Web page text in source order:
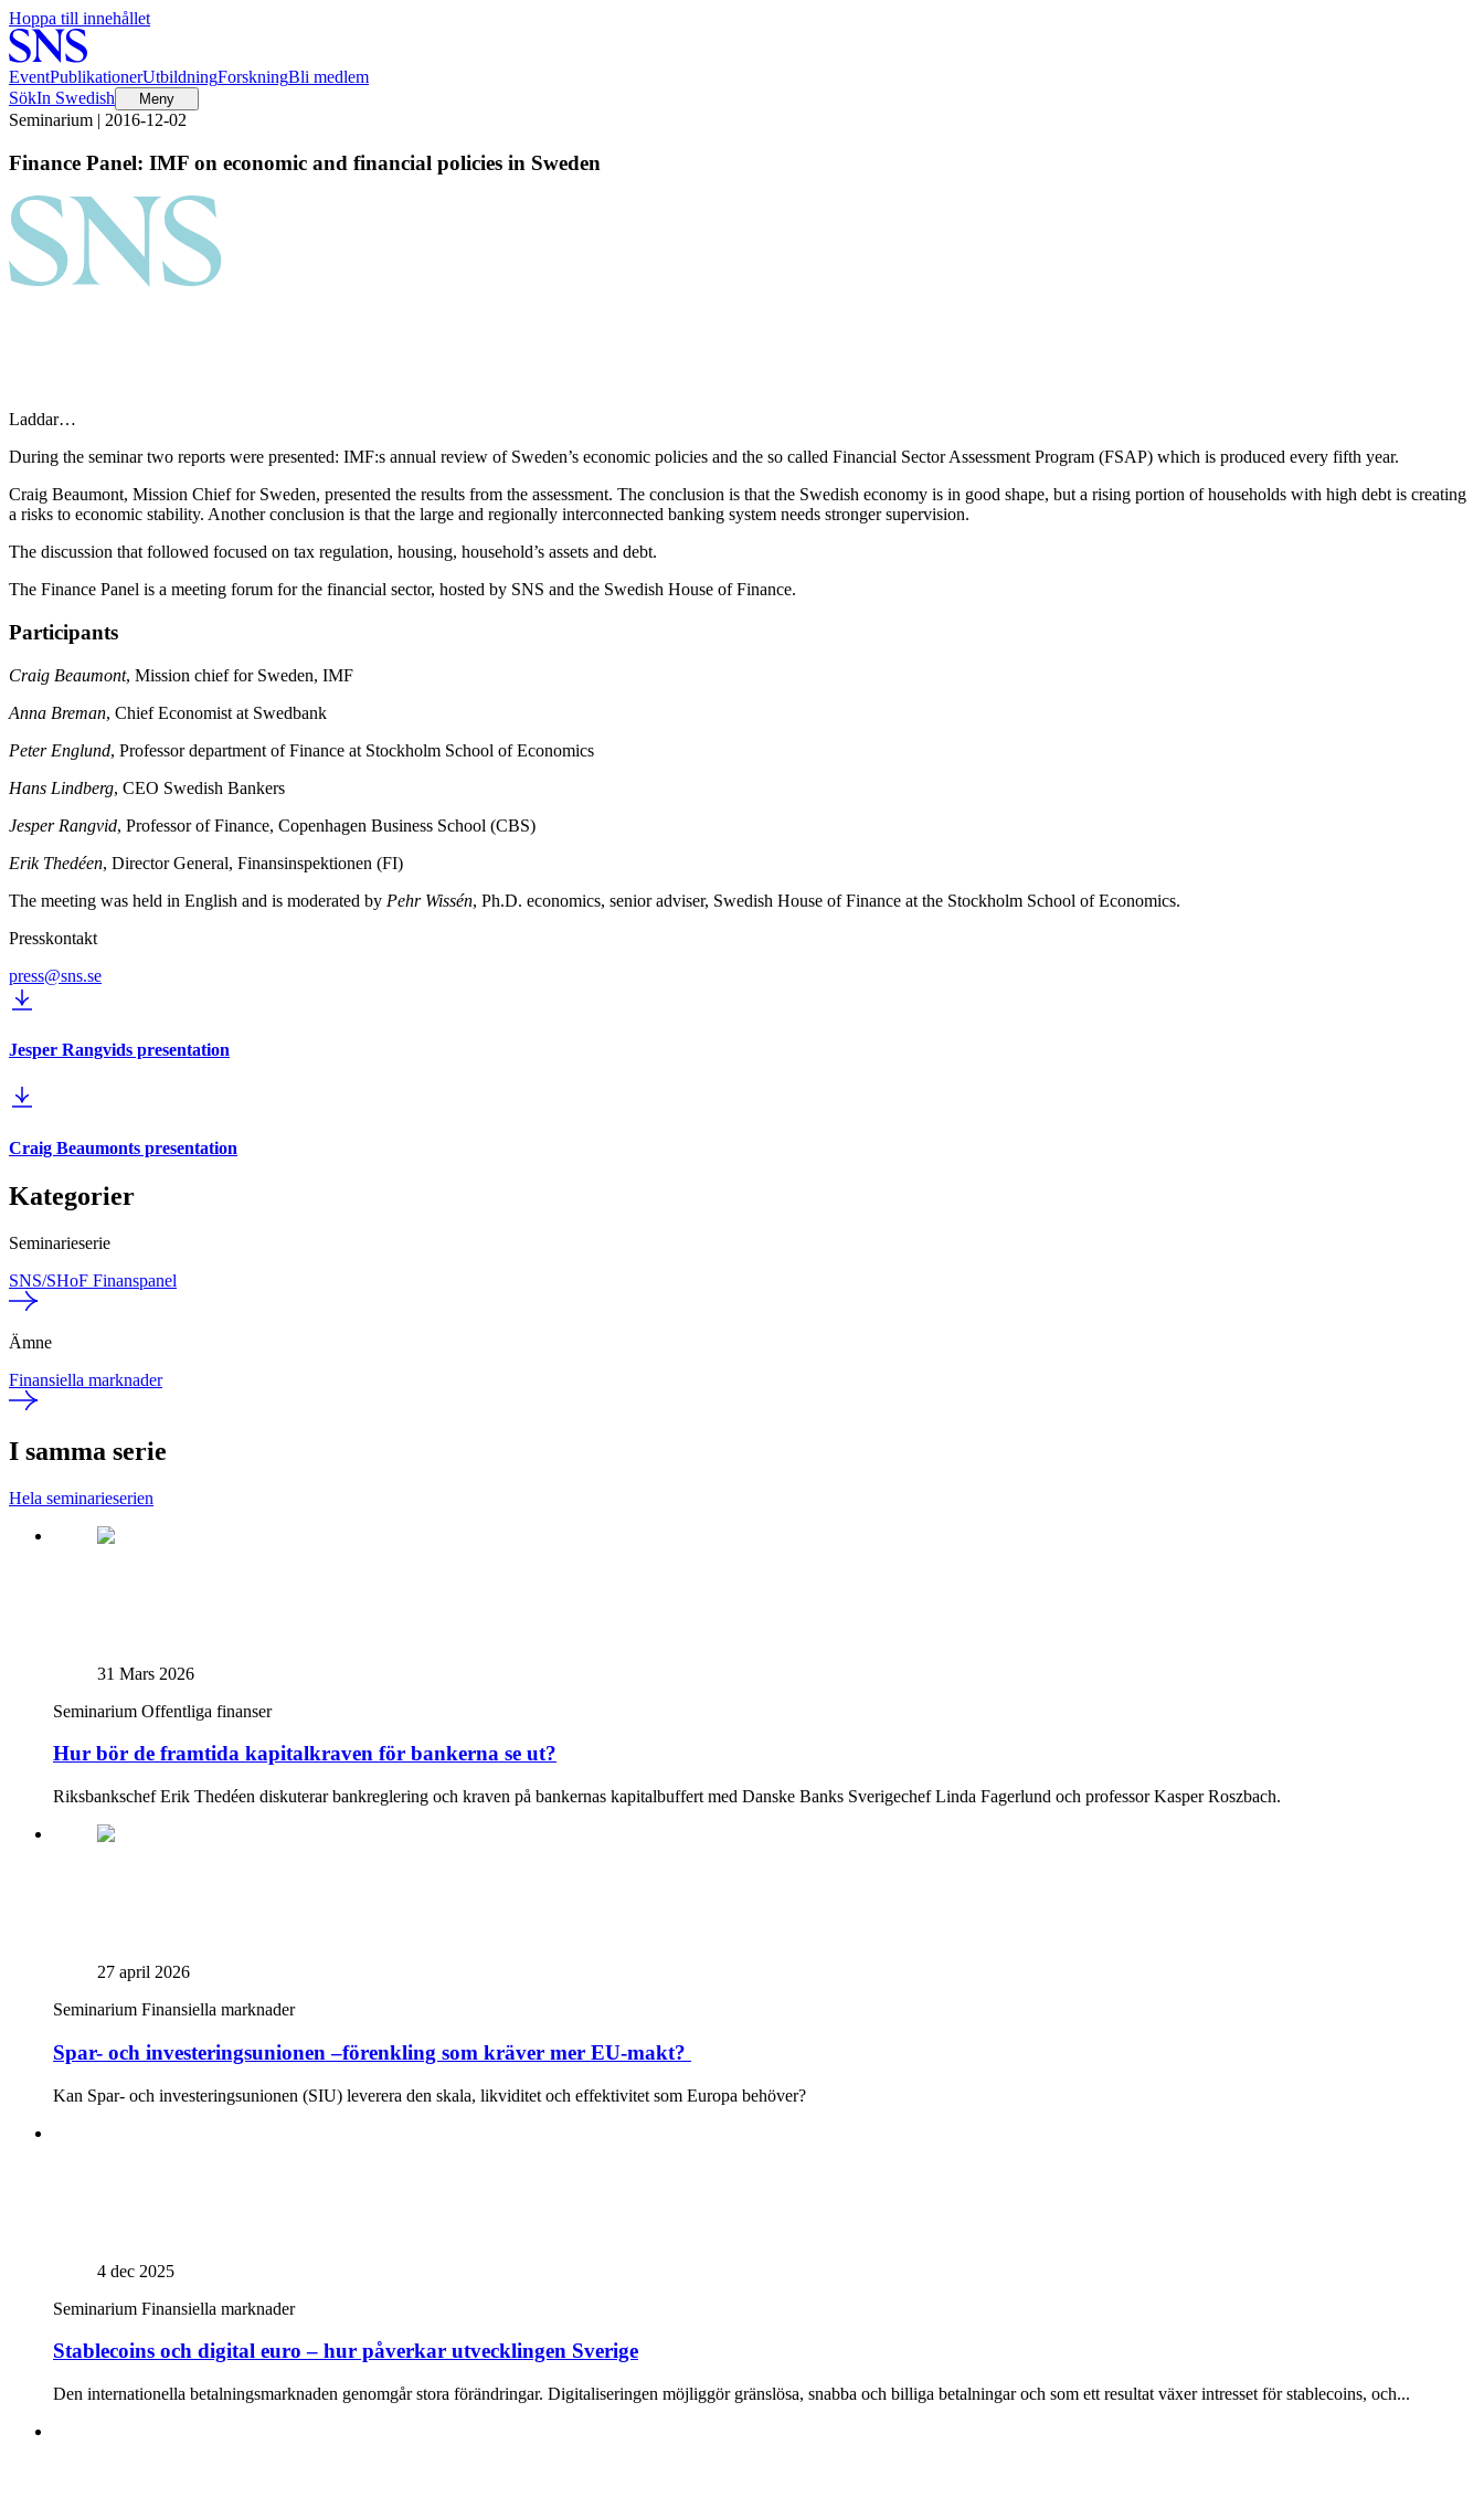
Hoppa till innehållet
EventPublikationerUtbildningForskningBli medlem
SökIn Swedish Meny
Seminarium | 2016-12-02
Finance Panel: IMF on economic and financial policies in Sweden
Laddar…
During the seminar two reports were presented: IMF:s annual review of Sweden’s economic policies and the so called Financial Sector Assessment Program (FSAP) which is produced every fifth year.
Craig Beaumont, Mission Chief for Sweden, presented the results from the assessment. The conclusion is that the Swedish economy is in good shape, but a rising portion of households with high debt is creating
a risks to economic stability. Another conclusion is that the large and regionally interconnected banking system needs stronger supervision.
The discussion that followed focused on tax regulation, housing, household’s assets and debt.
The Finance Panel is a meeting forum for the financial sector, hosted by SNS and the Swedish House of Finance.
Participants
Craig Beaumont, Mission chief for Sweden, IMF
Anna Breman, Chief Economist at Swedbank
Peter Englund, Professor department of Finance at Stockholm School of Economics
Hans Lindberg, CEO Swedish Bankers
Jesper Rangvid, Professor of Finance, Copenhagen Business School (CBS)
Erik Thedéen, Director General, Finansinspektionen (FI)
The meeting was held in English and is moderated by Pehr Wissén, Ph.D. economics, senior adviser, Swedish House of Finance at the Stockholm School of Economics.
Presskontakt
press@sns.se
Jesper Rangvids presentation
Craig Beaumonts presentation
Kategorier
Seminarieserie
SNS/SHoF Finanspanel
Ämne
Finansiella marknader
I samma serie
Hela seminarieserien
31 Mars 2026
Seminarium Offentliga finanser
Hur bör de framtida kapitalkraven för bankerna se ut?
Riksbankschef Erik Thedéen diskuterar bankreglering och kraven på bankernas kapitalbuffert med Danske Banks Sverigechef Linda Fagerlund och professor Kasper Roszbach.
27 april 2026
Seminarium Finansiella marknader
Spar- och investeringsunionen –förenkling som kräver mer EU-makt?
Kan Spar- och investeringsunionen (SIU) leverera den skala, likviditet och effektivitet som Europa behöver?
4 dec 2025
Seminarium Finansiella marknader
Stablecoins och digital euro – hur påverkar utvecklingen Sverige
Den internationella betalningsmarknaden genomgår stora förändringar. Digitaliseringen möjliggör gränslösa, snabba och billiga betalningar och som ett resultat växer intresset för stablecoins, och...